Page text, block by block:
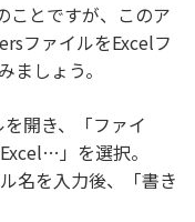
ことですが、このア
ファイルをExcelフ
ましょう。
開き、「ファイ
」を選択。
名を入力後、「書き